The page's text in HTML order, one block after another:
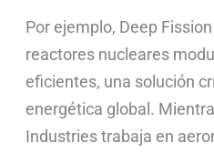
Por ejemplo, Deep
reactores nucleares
eficientes, una solución
energética global.
Industries trabaja en